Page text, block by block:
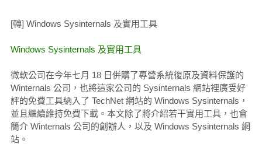
[轉] Windows Sysinternals 及實用工具
Windows Sysinternals 及實用工具
微軟公司在今年七月 18 日併購了專營系統復原及資料保護的
Winternals 公司，也將這家公司的 Sysinternals 網站裡廣受好
評的免費工具納入了 TechNet 網站的 Windows Sysinternals，
並且繼續維持免費下載。本文除了將介紹若干實用工具，也會
簡介 Winternals 公司的創辦人，以及 Windows Sysinternals 網
站。